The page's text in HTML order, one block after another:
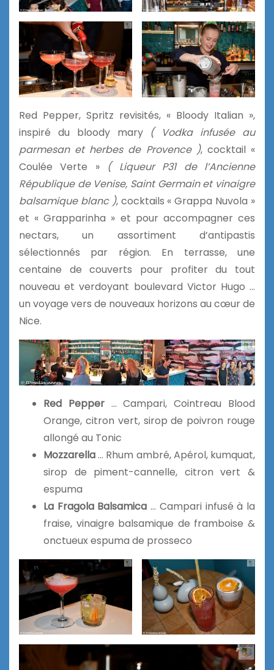
Red Pepper, Spritz revisités, « Bloody Italian »,
inspiré du bloody mary ( Vodka infusée au
parmesan et herbes de Provence ), cocktail «
Coulée Verte » ( Liqueur P31 de l’Ancienne
République de Venise, Saint Germain et vinaigre
balsamique blanc ), cocktails « Grappa Nuvola »
et « Grapparinha » et pour accompagner ces
nectars, un assortiment d’antipastis
sélectionnés par région. En terrasse, une
centaine de couverts pour profiter du tout
nouveau et verdoyant boulevard Victor Hugo …
un voyage vers de nouveaux horizons au cœur de
Nice.
Red Pepper… Campari, Cointreau Blood
Orange, citron vert, sirop de poivron rouge
allongé au Tonic
Mozzarella… Rhum ambré, Apérol, kumquat,
sirop de piment-cannelle, citron vert &
espuma
La Fragola Balsamica … Campari infusé à la
fraise, vinaigre balsamique de framboise &
onctueux espuma de prosseco